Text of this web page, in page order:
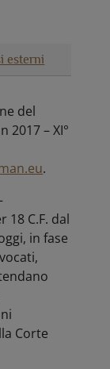
esterni
del
2017 – XI°
.
18 C.F. dal
in fase
Corte